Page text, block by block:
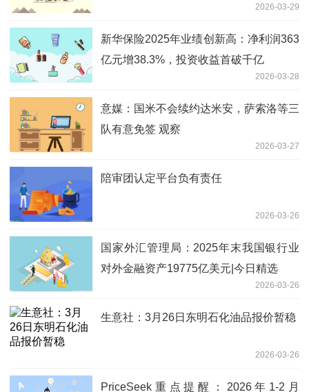
2026-03-29
新华保险2025年业绩创新高：净利润363
亿元增38.3%，投资收益首破千亿
2026-03-28
意媒：国米不会续约达米安，萨索洛等三
队有意免签 观察
2026-03-27
陪审团认定平台负有责任
2026-03-26
国家外汇管理局：2025年末我国银行业
对外金融资产19775亿美元|今日精选
2026-03-26
生意社：3月26日东明石化油品报价暂稳
2026-03-26
PriceSeek重点提醒：2026年1-2月